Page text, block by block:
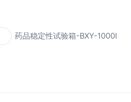
药品稳定性试验箱-BXY-1000I